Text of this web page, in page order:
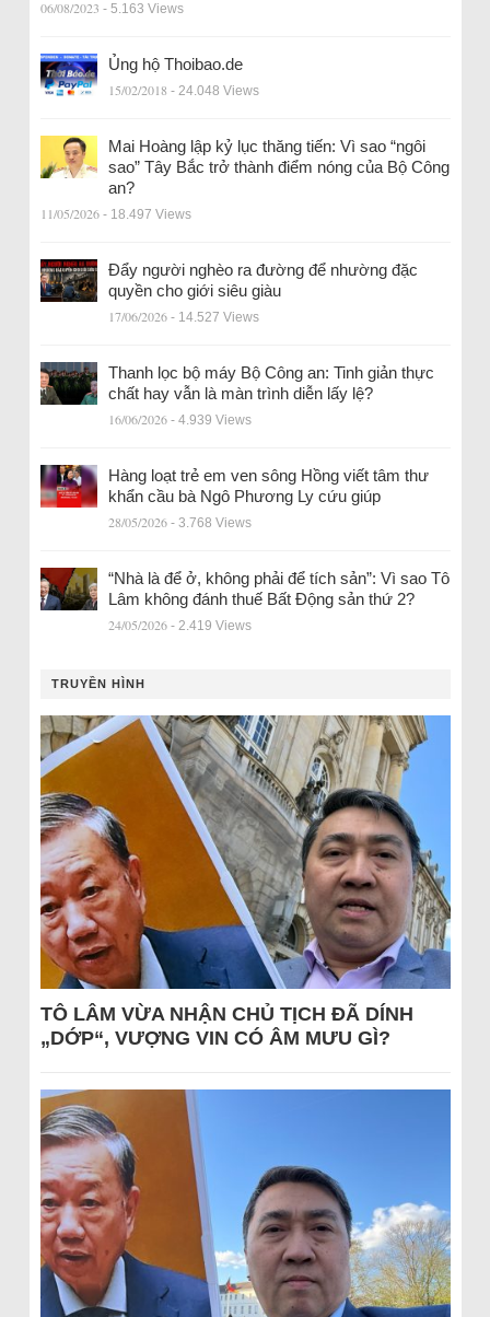
06/08/2023 - 5.163 Views
Ủng hộ Thoibao.de
15/02/2018 - 24.048 Views
Mai Hoàng lập kỷ lục thăng tiến: Vì sao “ngôi
sao” Tây Bắc trở thành điểm nóng của Bộ Công
an?
11/05/2026 - 18.497 Views
Đẩy người nghèo ra đường để nhường đặc
quyền cho giới siêu giàu
17/06/2026 - 14.527 Views
Thanh lọc bộ máy Bộ Công an: Tinh giản thực
chất hay vẫn là màn trình diễn lấy lệ?
16/06/2026 - 4.939 Views
Hàng loạt trẻ em ven sông Hồng viết tâm thư
khẩn cầu bà Ngô Phương Ly cứu giúp
28/05/2026 - 3.768 Views
“Nhà là để ở, không phải để tích sản”: Vì sao Tô
Lâm không đánh thuế Bất Động sản thứ 2?
24/05/2026 - 2.419 Views
TRUYỀN HÌNH
TÔ LÂM VỪA NHẬN CHỦ TỊCH ĐÃ DÍNH
„DỚP“, VƯỢNG VIN CÓ ÂM MƯU GÌ?